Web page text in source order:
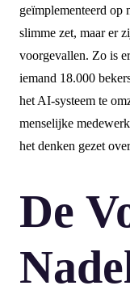
geïmplementeerd op
slimme zet, maar er
voorgevallen. Zo is
iemand 18.000
het AI-systeem te
menselijke
het denken gezet
De